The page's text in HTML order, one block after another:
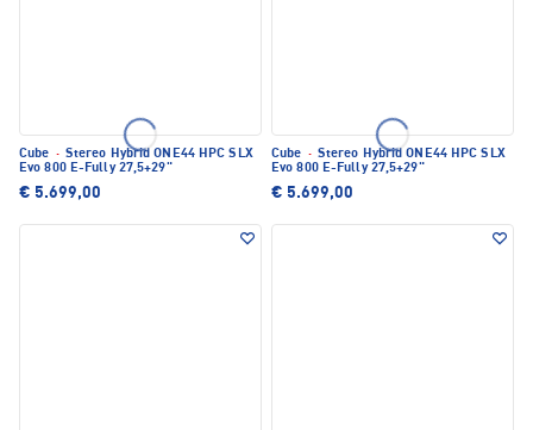
Cube · Stereo Hybrid ONE44 HPC SLX
Evo 800 E-Fully 27,5+29"
€ 5.699,00
Cube · Stereo Hybrid ONE44 HPC SLX
Evo 800 E-Fully 27,5+29"
€ 5.699,00